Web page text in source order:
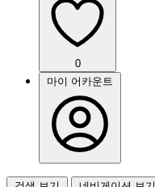
0
마이 어카운트